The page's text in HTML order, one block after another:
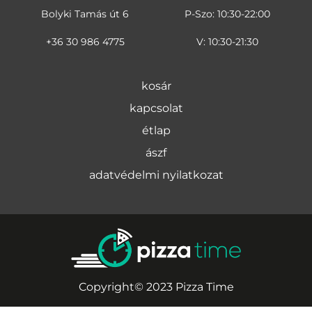
Bolyki Tamás út 6
+36 30 986 4775
P-Szo: 10:30-22:00
V: 10:30-21:30
kosár
kapcsolat
étlap
ászf
adatvédelmi nyilatkozat
Copyright© 2023 Pizza Time